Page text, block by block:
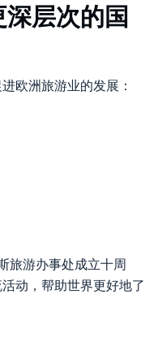
层次的国
欧洲旅游业的发展：
旅游办事处成立十周
动，帮助世界更好地了